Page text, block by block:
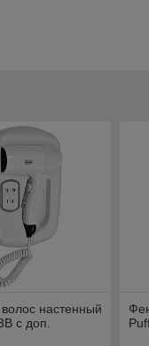
настенный
с доп.